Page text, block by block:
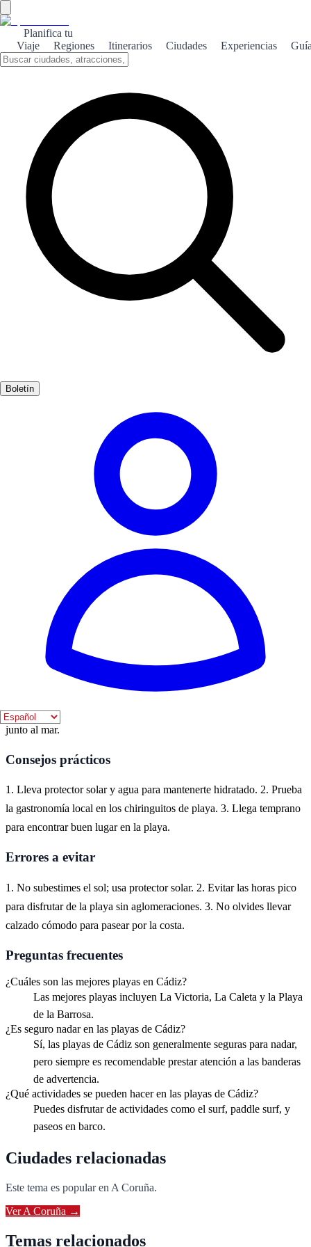
Planifica tu
Viaje
Regiones Itinerarios Ciudades Experiencias
Boletín
Cádiz es un paraíso de playas, donde el sol brilla y las olas invitan a
disfrutar de un día perfecto junto al mar.
Sobre el tema
Cádiz, situada en la costa atlántica de Andalucía, es famosa por sus
impresionantes playas de arena dorada y aguas cristalinas. Desde la
Playa de la Victoria, ideal para familias, hasta la Playa de la Caleta,
que ofrece un ambiente más tranquilo y pintoresco, cada rincón tiene
su propio encanto. Además de su belleza natural, las playas de Cádiz
están rodeadas de una rica historia y cultura. Pasear por el malecón
al atardecer o disfrutar de una deliciosa tapa en uno de los
chiringuitos cercanos son experiencias que no te puedes perder. La
brisa marina y el sonido de las olas crean un ambiente perfecto para
ofrecen, como el surf y el paddle surf, que son ideales para los más
el sol, haciendo de este destino un lugar inolvidable para los amantes
3-7 días Apto familias
Los meses de verano son los mejores para disfrutar de las playas de
Cádiz, ya que el clima es cálido y soleado. Sin embargo, la
primavera también ofrece días agradables y menos multitudes.
Dónde vivirlo
Cádiz es un destino ideal para disfrutar de playas impresionantes
como La Victoria y La Caleta. La ciudad ofrece una mezcla de
historia y belleza natural, perfecta para quienes buscan relajarse
junto al mar.
Consejos prácticos
1. Lleva protector solar y agua para mantenerte hidratado. 2. Prueba
la gastronomía local en los chiringuitos de playa. 3. Llega temprano
para encontrar buen lugar en la playa.
Errores a evitar
1. No subestimes el sol; usa protector solar. 2. Evitar las horas pico
para disfrutar de la playa sin aglomeraciones. 3. No olvides llevar
calzado cómodo para pasear por la costa.
Preguntas frecuentes
¿Cuáles son las mejores playas en Cádiz?
Las mejores playas incluyen La Victoria, La Caleta y la Playa
de la Barrosa.
¿Es seguro nadar en las playas de Cádiz?
Sí, las playas de Cádiz son generalmente seguras para nadar,
pero siempre es recomendable prestar atención a las banderas
de advertencia.
¿Qué actividades se pueden hacer en las playas de Cádiz?
Puedes disfrutar de actividades como el surf, paddle surf, y
paseos en barco.
Ciudades relacionadas
Este tema es popular en A Coruña.
VerA Coruña →
Temas relacionados